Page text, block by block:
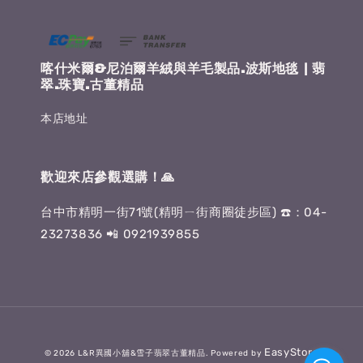
喀什米爾&尼泊爾羊絨與羊毛製品.波斯地毯 | 翡
翠.珠寶.古董精品
本店地址
歡迎來店參觀選購！🙏
台中市精明一街71號(精明ㄧ街商圈徒步區) ☎️：04-
23273836 📲 0921939855
© 2026 L&R異國小舖&雪子翡翠古董精品. Powered by EasyStore